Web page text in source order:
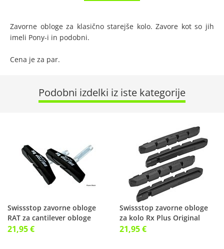
Zavorne obloge za klasično starejše kolo. Zavore kot so jih
imeli Pony-i in podobni.
Cena je za par.
Podobni izdelki iz iste kategorije
Swissstop zavorne obloge
RAT za cantilever obloge
21,95 €
Swissstop zavorne obloge
za kolo Rx Plus Original
Black
21,95 €